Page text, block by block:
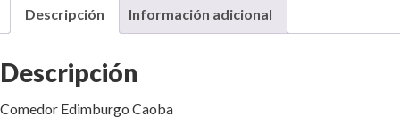
Descripción Información adicional
Descripción
Comedor Edimburgo Caoba